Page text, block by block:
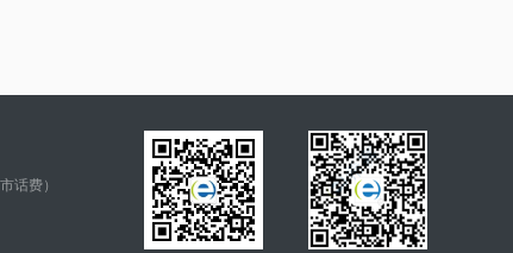
话费）